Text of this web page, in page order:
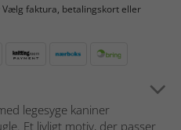
Vælg faktura, betalingskort eller
legesyge kaniner
Et livligt motiv, der passer